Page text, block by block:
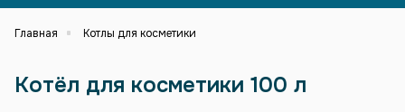
Главная Котлы для косметики
Котёл для косметики 100 л